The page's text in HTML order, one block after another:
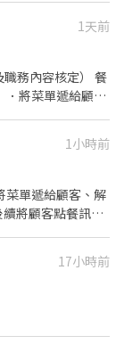
1天前
內容核定） 餐
．將菜單遞給顧
1小時前
菜單遞給顧客、解
將顧客點餐訊息
準備不同餐點所需
17小時前